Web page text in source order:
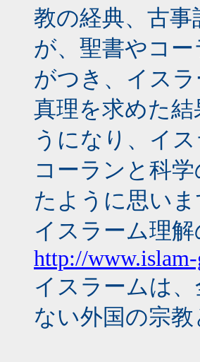
教の経典、古
が、聖書やコ
がつき、イス
真理を求めた
うになり、イ
コーランと科
たように思いま
イスラーム理
http://
イスラームは
ない外国の宗